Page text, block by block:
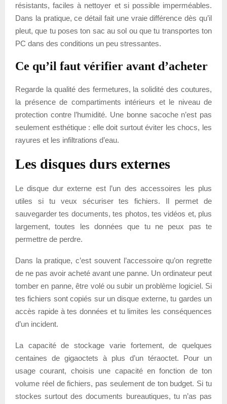
résistants, faciles à nettoyer et si possible imperméables.
Dans la pratique, ce détail fait une vraie différence dès qu’il
pleut, que tu poses ton sac au sol ou que tu transportes ton
PC dans des conditions un peu stressantes.
Ce qu’il faut vérifier avant d’acheter
Regarde la qualité des fermetures, la solidité des coutures,
la présence de compartiments intérieurs et le niveau de
protection contre l’humidité. Une bonne sacoche n’est pas
seulement esthétique : elle doit surtout éviter les chocs, les
rayures et les infiltrations d’eau.
Les disques durs externes
Le disque dur externe est l’un des accessoires les plus
utiles si tu veux sécuriser tes fichiers. Il permet de
sauvegarder tes documents, tes photos, tes vidéos et, plus
largement, toutes les données que tu ne peux pas te
permettre de perdre.
Dans la pratique, c’est souvent l’accessoire qu’on regrette
de ne pas avoir acheté avant une panne. Un ordinateur peut
tomber en panne, être volé ou subir un problème logiciel. Si
tes fichiers sont copiés sur un disque externe, tu gardes un
accès rapide à tes données et tu limites les conséquences
d’un incident.
La capacité de stockage varie fortement, de quelques
centaines de gigaoctets à plus d’un téraoctet. Pour un
usage courant, choisis une capacité en fonction de ton
volume réel de fichiers, pas seulement de ton budget. Si tu
stockes surtout des documents bureautiques, tu n’as pas